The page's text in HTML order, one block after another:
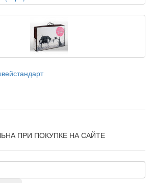
ПРИ ПОКУПКЕ НА САЙТЕ